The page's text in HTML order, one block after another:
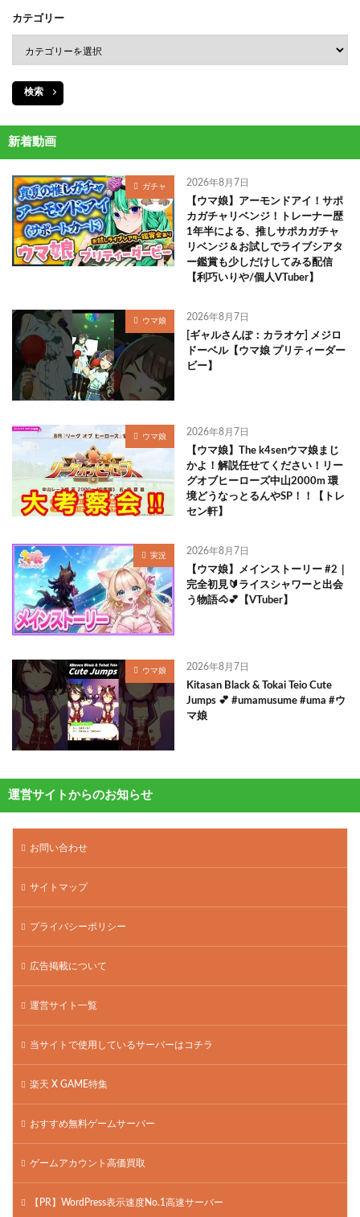
カテゴリー
検索
新着動画
ガチャ 2026年8月7日
【ウマ娘】アーモンドアイ！サポ
カガチャリベンジ！トレーナー歴
1年半による、推しサポカガチャ
リベンジ＆お試しでライブシアタ
ー鑑賞も少しだけしてみる配信
【利巧いりや/個人VTuber】
ウマ娘 2026年8月7日
[ギャルさんぽ：カラオケ] メジロ
ドーベル【ウマ娘 プリティーダー
ビー】
ウマ娘 2026年8月7日
【ウマ娘】The k4senウマ娘まじ
かよ！解説任せてください！リー
グオブヒーローズ中山2000m 環
境どうなっとるんやSP！！【トレ
セン軒】
実況 2026年8月7日
【ウマ娘】メインストーリー #2｜
完全初見🔰ライスシャワーと出会
う物語🐴💕【VTuber】
ウマ娘 2026年8月7日
Kitasan Black & Tokai Teio Cute
Jumps 💕 #umamusume #uma #ウ
マ娘
運営サイトからのお知らせ
お問い合わせ
サイトマップ
プライバシーポリシー
広告掲載について
運営サイト一覧
当サイトで使用しているサーバーはコチラ
楽天 X GAME特集
おすすめ無料ゲームサーバー
ゲームアカウント高価買取
【PR】WordPress表示速度No.1高速サーバー